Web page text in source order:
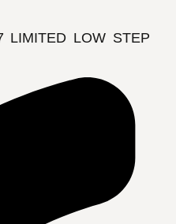
LIMITED LOW STEP